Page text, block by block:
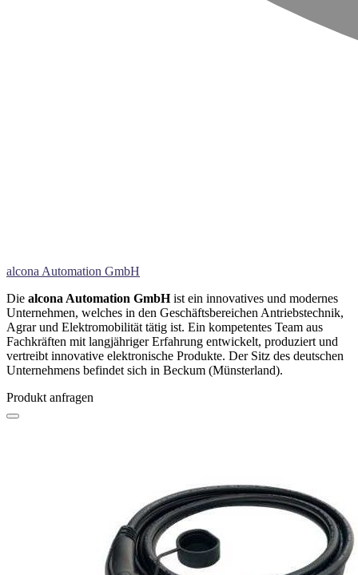
alcona Automation GmbH
Die alcona Automation GmbHist ein innovatives und modernes
Unternehmen, welches in den Geschäftsbereichen Antriebstechnik,
Agrar und Elektromobilität tätig ist. Ein kompetentes Team aus
Fachkräften mit langjähriger Erfahrung entwickelt, produziert und
vertreibt innovative elektronische Produkte. Der Sitz des deutschen
Unternehmens befindet sich in Beckum (Münsterland).
Produkt anfragen